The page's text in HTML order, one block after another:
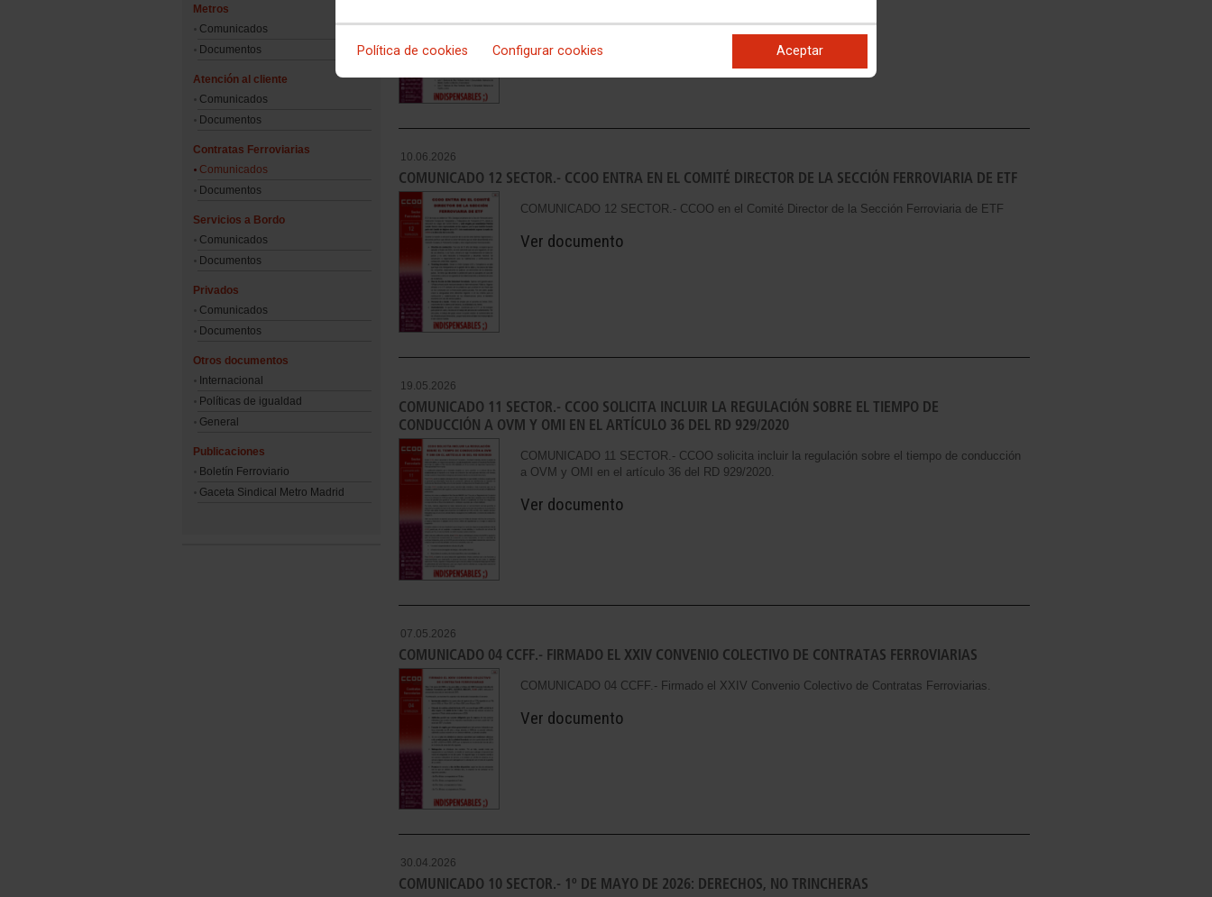
Política de cookies Configurar cookies Aceptar
Metros
Comunicados
Documentos
Atención al cliente
Comunicados
Documentos
Contratas Ferroviarias
Comunicados
Documentos
Servicios a Bordo
Comunicados
Documentos
Privados
Comunicados
Documentos
Otros documentos
Internacional
Políticas de igualdad
General
Publicaciones
Boletín Ferroviario
Gaceta Sindical Metro Madrid
10.06.2026
COMUNICADO 12 SECTOR.- CCOO ENTRA EN EL COMITÉ DIRECTOR DE LA SECCIÓN FERROVIARIA DE ETF
COMUNICADO 12 SECTOR.- CCOO en el Comité Director de la Sección Ferroviaria de ETF
Ver documento
19.05.2026
COMUNICADO 11 SECTOR.- CCOO SOLICITA INCLUIR LA REGULACIÓN SOBRE EL TIEMPO DE
CONDUCCIÓN A OVM Y OMI EN EL ARTÍCULO 36 DEL RD 929/2020
COMUNICADO 11 SECTOR.- CCOO solicita incluir la regulación sobre el tiempo de conducción
a OVM y OMI en el artículo 36 del RD 929/2020.
Ver documento
07.05.2026
COMUNICADO 04 CCFF.- FIRMADO EL XXIV CONVENIO COLECTIVO DE CONTRATAS FERROVIARIAS
COMUNICADO 04 CCFF.- Firmado el XXIV Convenio Colectivo de Contratas Ferroviarias.
Ver documento
30.04.2026
COMUNICADO 10 SECTOR.- 1º DE MAYO DE 2026: DERECHOS, NO TRINCHERAS